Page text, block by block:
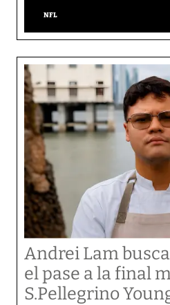
NFL
Andrei Lam
el pase a la final
S.Pellegrino